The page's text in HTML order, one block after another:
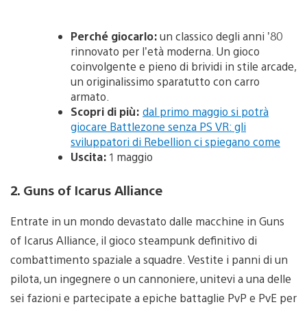
Perché giocarlo:un classico degli anni ’80
rinnovato per l’età moderna. Un gioco
coinvolgente e pieno di brividi in stile arcade,
un originalissimo sparatutto con carro
armato.
Scopri di più: dal primo maggio si potrà
giocare Battlezone senza PS VR: gli
sviluppatori di Rebellion ci spiegano come
Uscita: 1 maggio
2. Guns of Icarus Alliance
Entrate in un mondo devastato dalle macchine in Guns
of Icarus Alliance, il gioco steampunk definitivo di
combattimento spaziale a squadre. Vestite i panni di un
pilota, un ingegnere o un cannoniere, unitevi a una delle
sei fazioni e partecipate a epiche battaglie PvP e PvE per